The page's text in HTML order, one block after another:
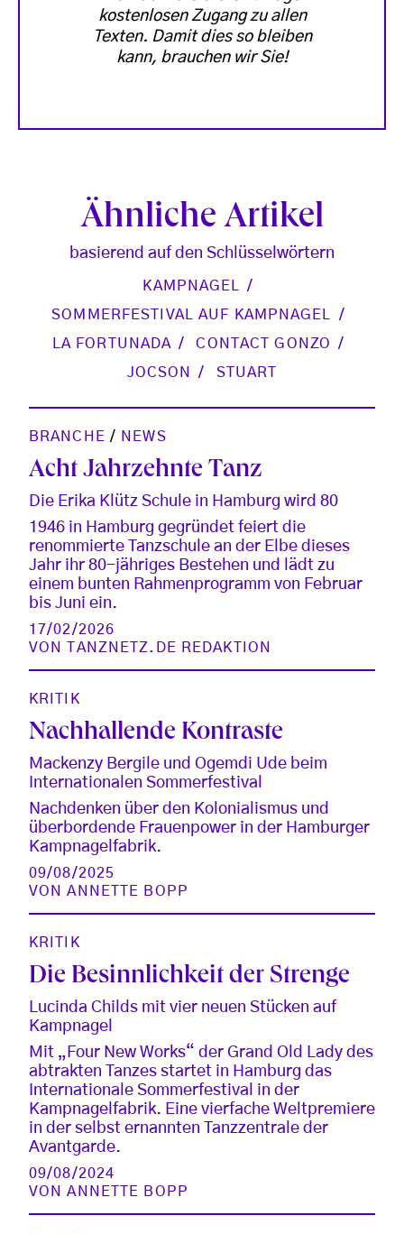
kostenlosen Zugang zu allen
Texten. Damit dies so bleiben
kann, brauchen wir Sie!
Ähnliche Artikel
basierend auf den Schlüsselwörtern
KAMPNAGEL
SOMMERFESTIVAL AUF KAMPNAGEL
LA FORTUNADA
CONTACT GONZO
JOCSON
STUART
BRANCHE / NEWS
Acht Jahrzehnte Tanz
Die Erika Klütz Schule in Hamburg wird 80
1946 in Hamburg gegründet feiert die
renommierte Tanzschule an der Elbe dieses
Jahr ihr 80-jähriges Bestehen und lädt zu
einem bunten Rahmenprogramm von Februar
bis Juni ein.
17/02/2026
VON
TANZNETZ.DE REDAKTION
KRITIK
Nachhallende Kontraste
Mackenzy Bergile und Ogemdi Ude beim
Internationalen Sommerfestival
Nachdenken über den Kolonialismus und
überbordende Frauenpower in der Hamburger
Kampnagelfabrik.
09/08/2025
VONANNETTE BOPP
KRITIK
Die Besinnlichkeit der Strenge
Lucinda Childs mit vier neuen Stücken auf
Kampnagel
Mit „Four New Works“ der Grand Old Lady des
abtrakten Tanzes startet in Hamburg das
Internationale Sommerfestival in der
Kampnagelfabrik. Eine vierfache Weltpremiere
in der selbst ernannten Tanzzentrale der
Avantgarde.
09/08/2024
VONANNETTE BOPP